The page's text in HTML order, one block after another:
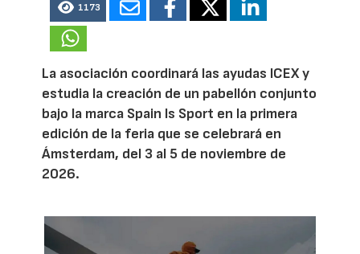
1173
La asociación coordinará las ayudas ICEX y
estudia la creación de un pabellón conjunto
bajo la marca Spain Is Sport en la primera
edición de la feria que se celebrará en
Ámsterdam, del 3 al 5 de noviembre de
2026.